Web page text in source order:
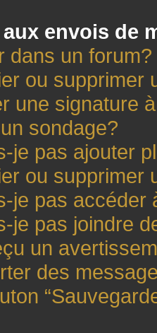
envois de
dans un forum?
ou supprimer
une signature
sondage?
je pas ajouter
ou supprimer
je pas accéder
je pas joindre
un
des